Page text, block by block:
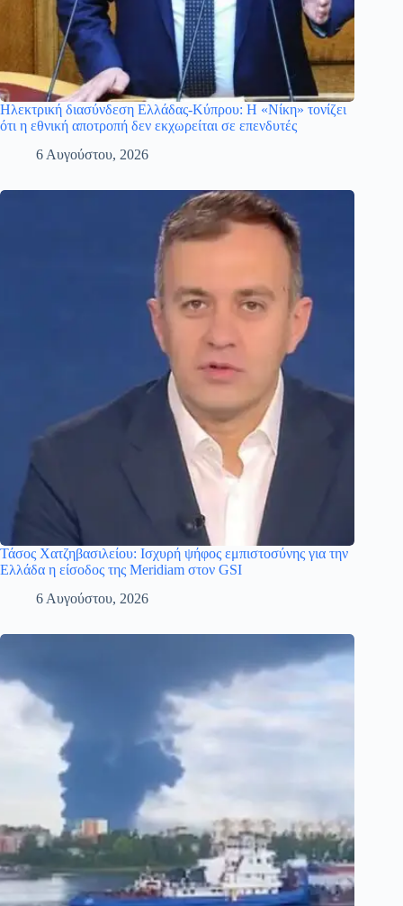
Ηλεκτρική διασύνδεση Ελλάδας-Κύπρου: Η «Νίκη» τονίζει
ότι η εθνική αποτροπή δεν εκχωρείται σε επενδυτές
6 Αυγούστου, 2026
Τάσος Χατζηβασιλείου: Ισχυρή ψήφος εμπιστοσύνης για την
Ελλάδα η είσοδος της Meridiam στον GSI
6 Αυγούστου, 2026